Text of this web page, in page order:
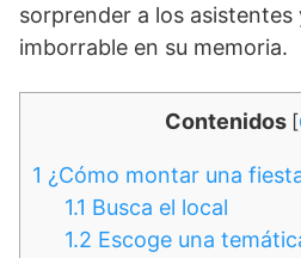
sorprender a los
imborrable en su memoria.
Contenidos [
1 ¿Cómo montar una
1.1 Busca el local
1.2 Escoge una